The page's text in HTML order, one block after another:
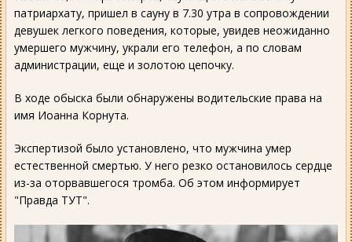
патриархату, пришел в сауну в 7.30 утра в сопровождении
девушек легкого поведения, которые, увидев неожиданно
умершего мужчину, украли его телефон, а по словам
администрации, еще и золотою цепочку.
В ходе обыска были обнаружены водительские права на
имя Иоанна Корнута.
Экспертизой было установлено, что мужчина умер
естественной смертью. У него резко остановилось сердце
из-за оторвавшегося тромба. Об этом информирует
"Правда ТУТ".